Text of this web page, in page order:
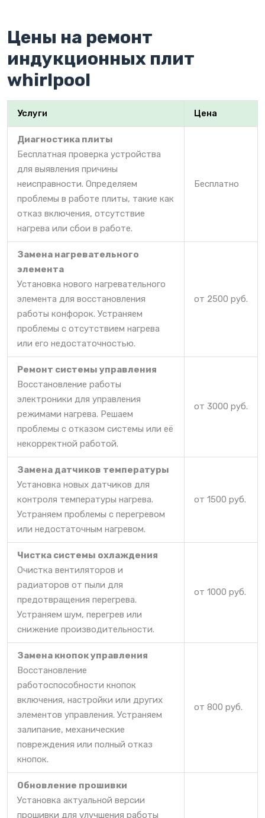
Цены на ремонт
индукционных плит
whirlpool
Услуги Цена
Диагностика плиты
Бесплатная проверка устройства
для выявления причины
неисправности. Определяем
проблемы в работе плиты, такие как
отказ включения, отсутствие
нагрева или сбои в работе.
Бесплатно
Замена нагревательного
элемента
Установка нового нагревательного
элемента для восстановления
работы конфорок. Устраняем
проблемы с отсутствием нагрева
или его недостаточностью.
от 2500 руб.
Ремонт системы управления
Восстановление работы
электроники для управления
режимами нагрева. Решаем
проблемы с отказом системы или её
некорректной работой.
от 3000 руб.
Замена датчиков температуры
Установка новых датчиков для
контроля температуры нагрева.
Устраняем проблемы с перегревом
или недостаточным нагревом.
от 1500 руб.
Чистка системы охлаждения
Очистка вентиляторов и
радиаторов от пыли для
предотвращения перегрева.
Устраняем шум, перегрев или
снижение производительности.
от 1000 руб.
Замена кнопок управления
Восстановление
работоспособности кнопок
включения, настройки или других
элементов управления. Устраняем
залипание, механические
повреждения или полный отказ
кнопок.
от 800 руб.
Обновление прошивки
Установка актуальной версии
прошивки для улучшения работы